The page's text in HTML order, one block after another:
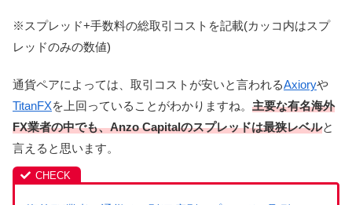
※スプレッド+手数料の総取引コストを記載(カッコ内はスプ
レッドのみの数値)
通貨ペアによっては、取引コストが安いと言われるAxioryや
TitanFXを上回っていることがわかりますね。 主要な有名海外
FX業者の中でも、Anzo Capitalのスプレッドは最狭レベルと
言えると思います。